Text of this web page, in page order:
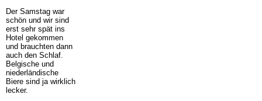
Der Samstag war
schön und wir sind
erst sehr spät ins
Hotel gekommen
und brauchten dann
auch den Schlaf.
Belgische und
niederländische
Biere sind ja wirklich
lecker.